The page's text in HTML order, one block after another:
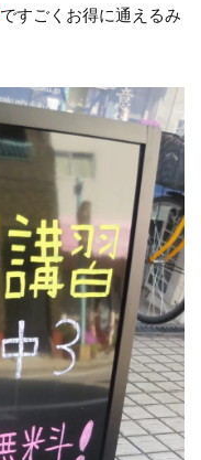
ですごくお得に通えるみ